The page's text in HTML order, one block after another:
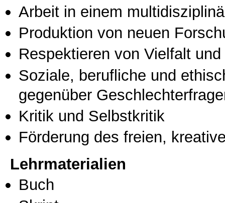
Arbeit in einem
Produktion von neuen
Respektieren von Vielfalt
Soziale, berufliche und
gegenüber
Kritik und Selbstkritik
Förderung des freien,
Lehrmaterialien
Buch